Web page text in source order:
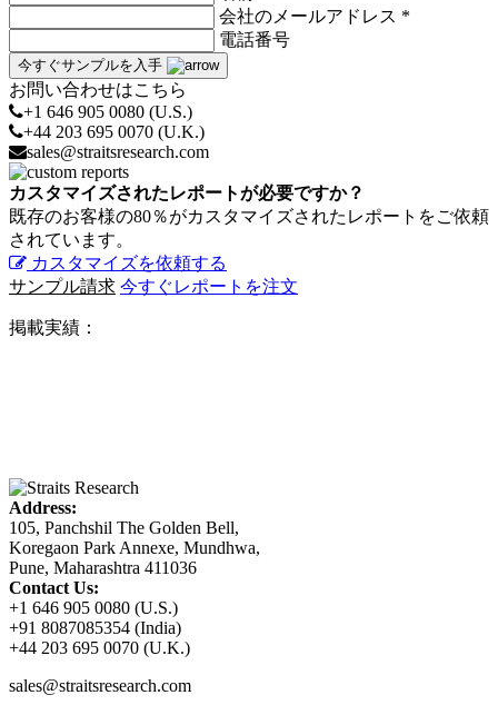
会社のメールアドレス *
電話番号
今すぐサンプルを入手
お問い合わせはこちら
+1 646 905 0080 (U.S.)
+44 203 695 0070 (U.K.)
sales@straitsresearch.com
カスタマイズされたレポートが必要ですか？
既存のお客様の80％がカスタマイズされたレポートをご依頼
されています。
カスタマイズを依頼する
サンプル請求 今すぐレポートを注文
掲載実績：
Address:
105, Panchshil The Golden Bell,
Koregaon Park Annexe, Mundhwa,
Pune, Maharashtra 411036
Contact Us:
+1 646 905 0080 (U.S.)
+91 8087085354 (India)
+44 203 695 0070 (U.K.)
sales@straitsresearch.com